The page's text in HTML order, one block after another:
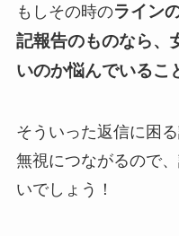
もしその時のライン
記報告のものなら、
いのか悩んでいるこ
そういった返信に困
無視につながるので
いでしょう！